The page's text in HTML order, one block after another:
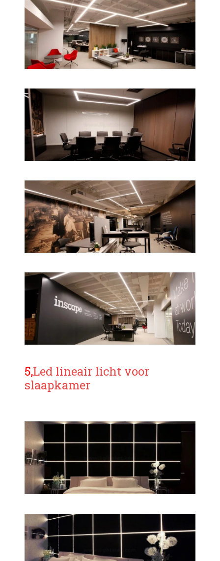
5,Led lineair licht voor
slaapkamer